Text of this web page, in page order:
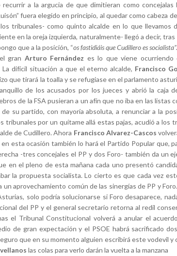
a la argucia de que dimitieran como
fuera elegido en principio, al quedar como cabeza
tribunales- como quinto alcalde en lo que llevamos
en la oreja izquierda, naturalmente- llegó a decir,
que a la posición, “os fastidiáis que Cudillero es socialista”.
gran Arturo Fernández es lo que viene ocurriendo
difícil situación a que el eterno alcalde, Francisco
que tirará la toalla y se refugiase en el parlamento
de los acusados por los jueces y abrió la caja
de la FSA pusieran a un afín que no iba en las listas
su partido, con mayoría absoluta, a renunciar a la
tribunales por un quítame allá estas pajas, acudió a los
de Cudillero. Ahora Francisco Alvarez-Cascos
esta ocasión también lo hará el Partido Popular que,
-tres concejales el PP y dos Foro- también da un
en el pleno de esta mañana cada uno presentó
la propuesta socialista. Lo cierto es que cada vez
un aprovechamiento común de las sinergías de PP y
solo podría solucionarse si Foro desaparece,
del PP y el general secretario retorna al redil
el Tribunal Constitucional volverá a anular el
de gran expectación y el PSOE habrá sacrificado
que en su momento alguien escribirá este vodevil
las colas para verlo darán la vuelta a la manzana